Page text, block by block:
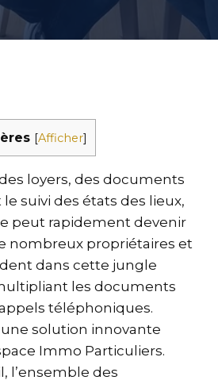
[Afficher]
loyers, des documents
suivi des états des lieux,
peut rapidement devenir
nombreux propriétaires et
dans cette jungle
les documents
téléphoniques.
solution innovante
Immo Particuliers.
l’ensemble des